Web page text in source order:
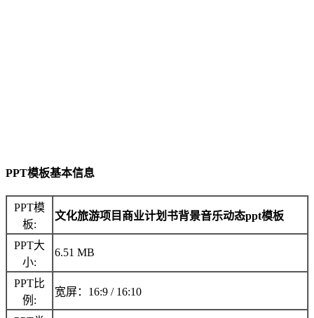
PPT模板基本信息
PPT模
板:
文化旅游项目商业计划书背景音乐动态ppt模板
PPT大
小:
6.51 MB
PPT比
例:
宽屏：16:9 / 16:10